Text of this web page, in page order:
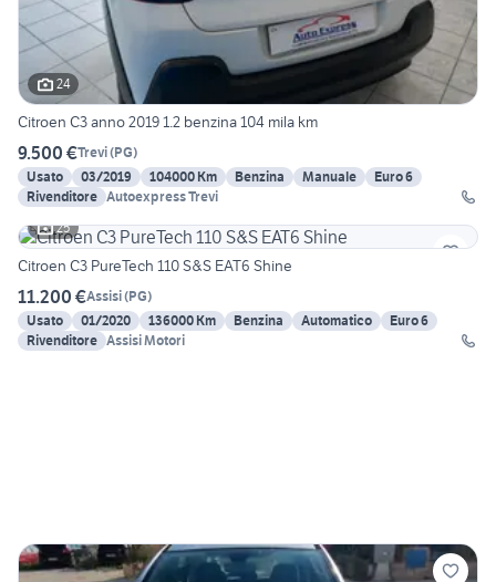
24
Citroen C3 anno 2019 1.2 benzina 104 mila km
9.500 €Trevi(PG)
Usato
03/2019 104000 Km Benzina Manuale
Euro 6
Rivenditore Autoexpress Trevi
25
Citroen C3 PureTech 110 S&S EAT6 Shine
11.200 €Assisi(PG)
Usato
01/2020 136000 Km Benzina Automatico
Euro 6
Rivenditore Assisi Motori